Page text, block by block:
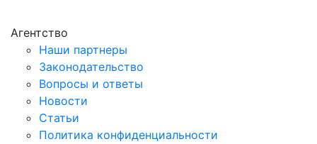
Агентство
Наши партнеры
Законодательство
Вопросы и ответы
Новости
Статьи
Политика конфиденциальности